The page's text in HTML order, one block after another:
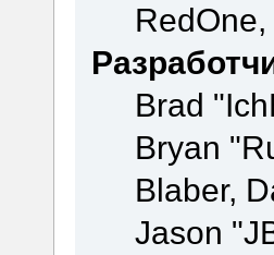
Brad
Bryan
Blaber,
Jason